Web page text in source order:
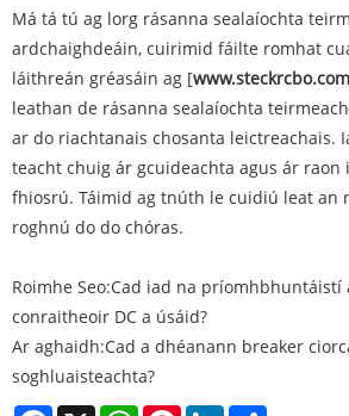
Má tá tú ag lorg rásanna sealaíochta
ardchaighdeáin, cuirimid fáilte romhat
láithreán gréasáin ag [www.steckrcbo.com
leathan de rásanna sealaíochta
ar do riachtanais chosanta leictreachais.
teacht chuig ár gcuideachta agus ár raon
fhiosrú. Táimid ag tnúth le cuidiú leat an
roghnú do do chóras.
Roimhe Seo:Cad iad na príomhbhuntáistí
conraitheoir DC a úsáid?
Ar aghaidh:Cad a dhéanann breaker
soghluaisteachta?